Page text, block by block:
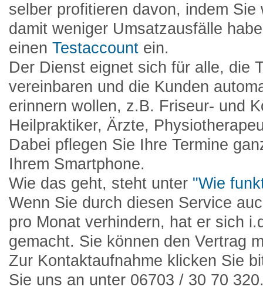
selber profitieren davon, indem
damit weniger Umsatzausfälle
einen Testaccount ein.
Der Dienst eignet sich für alle, die
vereinbaren und die Kunden
erinnern wollen, z.B. Friseur- und
Heilpraktiker, Ärzte,
Dabei pflegen Sie Ihre Termine
Ihrem Smartphone.
Wie das geht, steht unter "Wie
Wenn Sie durch diesen Service
pro Monat verhindern, hat er sich
gemacht. Sie können den Vertrag
Zur Kontaktaufnahme klicken Sie
Sie uns an unter 06703 / 30 70